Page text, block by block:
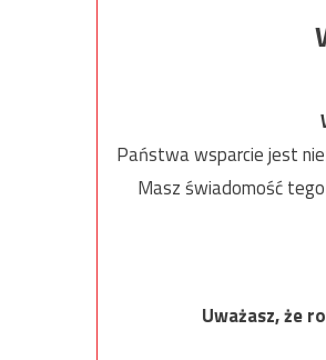
Państwa wsparcie jest
Masz świadomość
Uważasz, że